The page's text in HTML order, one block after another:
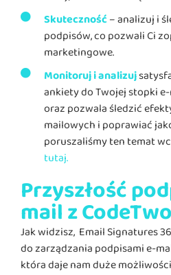
Skuteczność – analizuj i
podpisów, co pozwali Ci
marketingowe.
Monitoruj i analizuj
ankiety do Twojej stopki
oraz pozwala śledzić
mailowych i poprawiać
poruszaliśmy ten temat
tutaj.
Przyszłość
mail z CodeTwo
Jak widzisz, Email Signatures
do zarządzania podpisami e-
która daje nam duże